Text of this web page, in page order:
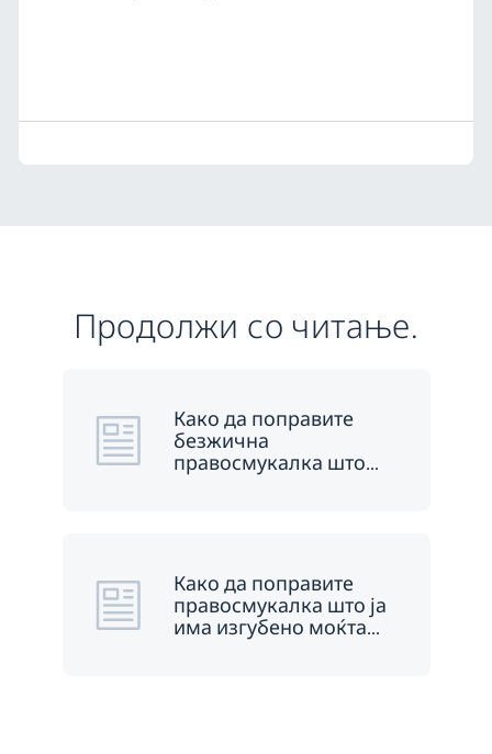
Продолжи со читање.
Како да поправите
безжична
правосмукалка што…
Како да поправите
правосмукалка што ја
има изгубено моќта…